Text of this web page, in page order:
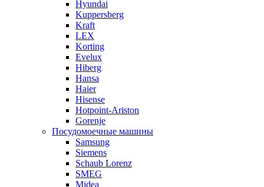
Hyundai
Kuppersberg
Kraft
LEX
Korting
Evelux
Hiberg
Hansa
Haier
Hisense
Hotpoint-Ariston
Gorenje
Посудомоечные машины
Samsung
Siemens
Schaub Lorenz
SMEG
Midea